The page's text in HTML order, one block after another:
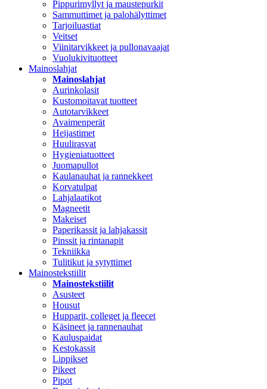
Pippurimyllyt ja maustepurkit
Sammuttimet ja palohälyttimet
Tarjoiluastiat
Veitset
Viinitarvikkeet ja pullonavaajat
Vuolukivituotteet
Mainoslahjat
Mainoslahjat
Aurinkolasit
Kustomoitavat tuotteet
Autotarvikkeet
Avaimenperät
Heijastimet
Huulirasvat
Hygieniatuotteet
Juomapullot
Kaulanauhat ja rannekkeet
Korvatulpat
Lahjalaatikot
Magneetit
Makeiset
Paperikassit ja lahjakassit
Pinssit ja rintanapit
Tekniikka
Tulitikut ja sytyttimet
Mainostekstiilit
Mainostekstiilit
Asusteet
Housut
Hupparit, colleget ja fleecet
Käsineet ja rannenauhat
Kauluspaidat
Kestokassit
Lippikset
Pikeet
Pipot